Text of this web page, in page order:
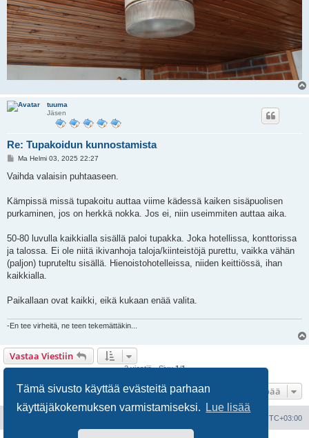
Tämä sivusto käyttää evästeitä parhaan
käyttäjäkokemuksen varmistamiseksi.
Lue lisää
tuuma
Jäsen
Re: Tupakoidun kunnostamista
V
e
i
Ma Helmi 03, 2025 22:27
Vaihda valaisin puhtaaseen.
Kämpissä missä tupakoitu auttaa viime kädessä kaiken sisäpuolisen
purkaminen, jos on herkkä nokka. Jos ei, niin useimmiten auttaa aika.
50-80 luvulla kaikkialla sisällä paloi tupakka. Joka hotellissa, konttorissa
ja talossa. Ei ole niitä ikivanhoja taloja/kiinteistöjä purettu, vaikka vähän
(paljon) tupruteltu sisällä. Hienoistohotelleissa, niiden keittiössä, ihan
kaikkialla.
Paikallaan ovat kaikki, eikä kukaan enää valita.
-En tee virheitä, ne teen tekemättäkin...
Vastaa Viestiin
2 viestiä • Sivu1/1
Hyppää
UTC+03:00